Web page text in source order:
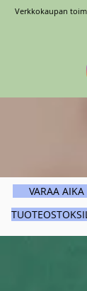
Verkkokaupan
VARAA AIKA